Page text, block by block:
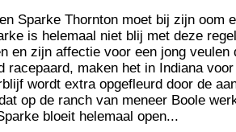
Sparke Thornton moet bij zijn oom
is helemaal niet blij met deze
en zijn affectie voor een jong
racepaard, maken het in Indiana
wordt extra opgefleurd door de
op de ranch van meneer Boole
bloeit helemaal open...